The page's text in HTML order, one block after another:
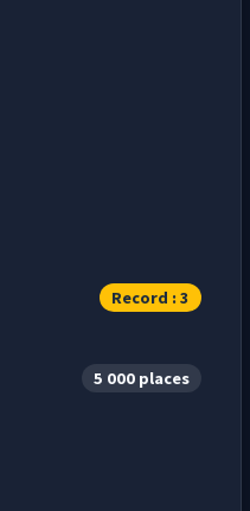
Record : 3
5 000 places